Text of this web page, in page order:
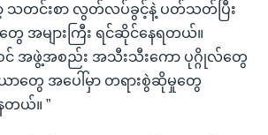
သတင်းစာ လွတ်လပ်ခွင့်နဲ့ ပတ်သတ်ပြီး
တွေ အများကြီး ရင်ဆိုင်နေရတယ်။
င် အဖွဲ့အစည်း အသီးသီးကော ပုဂ္ဂိုလ်တွေ
တွေ အပေါ်မှာ တရားစွဲဆိုမှုတွေ
ယ်။ ”